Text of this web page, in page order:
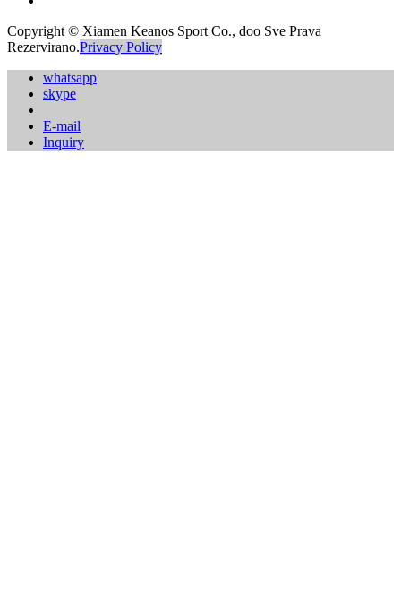
Copyright © Xiamen Keanos Sport Co., doo Sve Prava
Rezervirano.Privacy Policy
whatsapp
skype
E-mail
Inquiry